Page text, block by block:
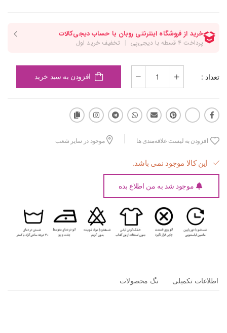
تعداد : افزودن به سبد خرید
افزودن به لیست علاقه‌مندی ها موجود در سایر شعب
این کالا موجود نمی باشد.
موجود شد به من اطلاع بده
اطلاعات تکمیلی تگ محصولات